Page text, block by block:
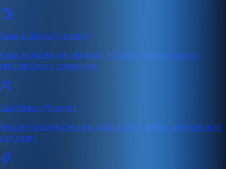
Kasa & Banka Yönetimi
Kasa ve banka tek ekranda; 15 banka entegrasyonu,
tahsilat-fatura eşleştirme.
Cari Hesap Yönetimi
Müşteri-tedarikçi ekstre, döviz bakiye; belge girerken anlık
cari özeti.